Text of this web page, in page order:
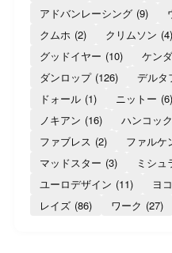
アドバンレーシング (9)
クムホ (2) クリムソン (4)
グッドイヤー (10) ケンダ
ダンロップ (126) デルタ
ドォール (1) ニットー (6)
ノキアン (16) ハンコック
ファブレス (2) ファルケ
マッドスター (3) ミシュ
ユーロデザイン (11) ヨ
レイズ (86) ワーク (27)